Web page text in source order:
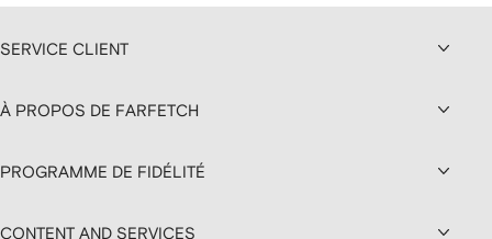
SERVICE CLIENT
À PROPOS DE FARFETCH
PROGRAMME DE FIDÉLITÉ
CONTENT AND SERVICES